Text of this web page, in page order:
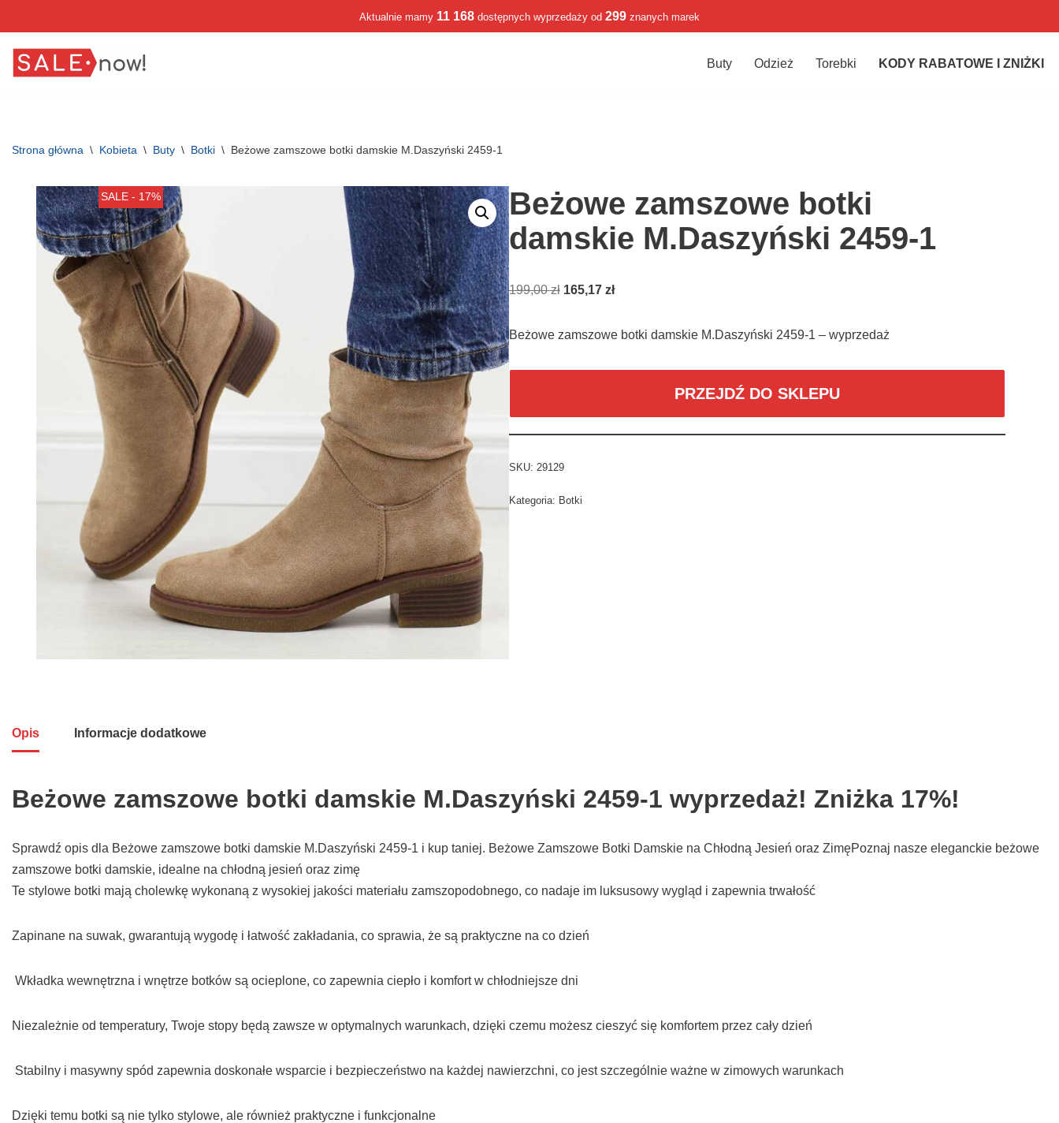
do
Aktualnie mamy 11 168 dostępnych wyprzedaży od 299 znanych marek
Buty Odzież Torebki KODY RABATOWE I ZNIŻKI
Strona główna \ Kobieta \ Buty \ Botki \ Beżowe zamszowe botki damskie M.Daszyński 2459-1
SALE - 17%
Beżowe zamszowe botki
damskie M.Daszyński 2459-1
199,00zł 165,17 zł
Beżowe zamszowe botki damskie M.Daszyński 2459-1 – wyprzedaż
PRZEJDŹ DO SKLEPU
SKU: 29129
Kategoria: Botki
Opis Informacje dodatkowe
Beżowe zamszowe botki damskie M.Daszyński 2459-1 wyprzedaż! Zniżka 17%!
Sprawdź opis dla Beżowe zamszowe botki damskie M.Daszyński 2459-1 i kup taniej. Beżowe Zamszowe Botki Damskie na Chłodną Jesień oraz ZimęPoznaj nasze eleganckie beżowe
zamszowe botki damskie, idealne na chłodną jesień oraz zimę
Te stylowe botki mają cholewkę wykonaną z wysokiej jakości materiału zamszopodobnego, co nadaje im luksusowy wygląd i zapewnia trwałość
Zapinane na suwak, gwarantują wygodę i łatwość zakładania, co sprawia, że są praktyczne na co dzień
Wkładka wewnętrzna i wnętrze botków są ocieplone, co zapewnia ciepło i komfort w chłodniejsze dni
Niezależnie od temperatury, Twoje stopy będą zawsze w optymalnych warunkach, dzięki czemu możesz cieszyć się komfortem przez cały dzień
Stabilny i masywny spód zapewnia doskonałe wsparcie i bezpieczeństwo na każdej nawierzchni, co jest szczególnie ważne w zimowych warunkach
Dzięki temu botki są nie tylko stylowe, ale również praktyczne i funkcjonalne